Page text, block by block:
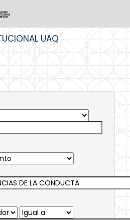
UAQ